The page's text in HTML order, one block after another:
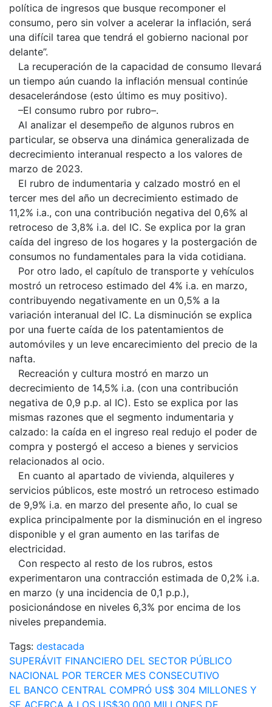
política de ingresos que busque recomponer el
consumo, pero sin volver a acelerar la inflación, será
una difícil tarea que tendrá el gobierno nacional por
delante”.
La recuperación de la capacidad de consumo llevará
un tiempo aún cuando la inflación mensual continúe
desacelerándose (esto último es muy positivo).
–El consumo rubro por rubro–.
Al analizar el desempeño de algunos rubros en
particular, se observa una dinámica generalizada de
decrecimiento interanual respecto a los valores de
marzo de 2023.
El rubro de indumentaria y calzado mostró en el
tercer mes del año un decrecimiento estimado de
11,2% i.a., con una contribución negativa del 0,6% al
retroceso de 3,8% i.a. del IC. Se explica por la gran
caída del ingreso de los hogares y la postergación de
consumos no fundamentales para la vida cotidiana.
Por otro lado, el capítulo de transporte y vehículos
mostró un retroceso estimado del 4% i.a. en marzo,
contribuyendo negativamente en un 0,5% a la
variación interanual del IC. La disminución se explica
por una fuerte caída de los patentamientos de
automóviles y un leve encarecimiento del precio de la
nafta.
Recreación y cultura mostró en marzo un
decrecimiento de 14,5% i.a. (con una contribución
negativa de 0,9 p.p. al IC). Esto se explica por las
mismas razones que el segmento indumentaria y
calzado: la caída en el ingreso real redujo el poder de
compra y postergó el acceso a bienes y servicios
relacionados al ocio.
En cuanto al apartado de vivienda, alquileres y
servicios públicos, este mostró un retroceso estimado
de 9,9% i.a. en marzo del presente año, lo cual se
explica principalmente por la disminución en el ingreso
disponible y el gran aumento en las tarifas de
electricidad.
Con respecto al resto de los rubros, estos
experimentaron una contracción estimada de 0,2% i.a.
en marzo (y una incidencia de 0,1 p.p.),
posicionándose en niveles 6,3% por encima de los
niveles prepandemia.
Tags: destacada
Navegación
de
SUPERÁVIT FINANCIERO DEL SECTOR PÚBLICO
NACIONAL POR TERCER MES CONSECUTIVO
EL BANCO CENTRAL COMPRÓ US$ 304 MILLONES Y
SE ACERCA A LOS US$30.000 MILLONES DE